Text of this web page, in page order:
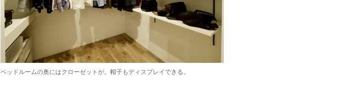
ベッドルームの奥にはクローゼットが。帽子もディスプレイできる。